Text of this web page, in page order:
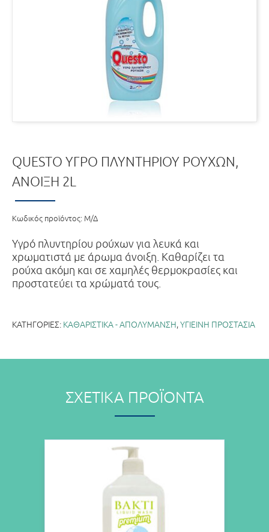
QUESTO ΥΓΡΌ ΠΛΥΝΤΗΡΊΟΥ ΡΟΎΧΩΝ,
ΆΝΟΙΞΗ 2L
Κωδικός προϊόντος: Μ/Δ
Υγρό πλυντηρίου ρούχων για λευκά και
χρωματιστά με άρωμα άνοιξη. Καθαρίζει τα
ρούχα ακόμη και σε χαμηλές θερμοκρασίες και
προστατεύει τα χρώματά τους.
ΚΑΤΗΓΟΡΊΕΣ: ΚΑΘΑΡΙΣΤΙΚΑ - ΑΠΟΛΥΜΑΝΣΗ,ΥΓΙΕΙΝΗ ΠΡΟΣΤΑΣΙΑ
ΣΧΕΤΙΚΆ ΠΡΟΪΌΝΤΑ